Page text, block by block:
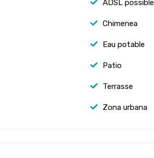
ADSL possible
Chimenea
Eau potable
Patio
Terrasse
Zona urbana